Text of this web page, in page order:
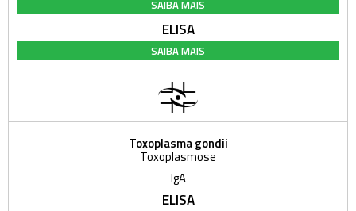
SAIBA MAIS
ELISA
SAIBA MAIS
Toxoplasma gondii
Toxoplasmose
IgA
ELISA